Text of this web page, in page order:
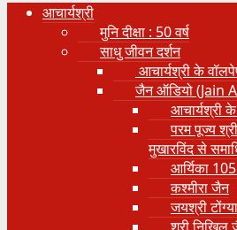
आचार्यश्री
मुनि दीक्षा : 50 वर्ष
साधु जीवन दर्शन
आचार्यश्री के
जैन ऑडियो (Jain
आचार्यश्री
परम पूज्य
मुखारविंद से
आर्यिका 105
कश्मीरा जैन
जयश्री टोंग्या